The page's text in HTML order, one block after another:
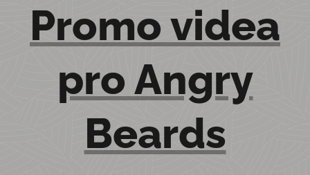
Promo videa
pro Angry
Beards